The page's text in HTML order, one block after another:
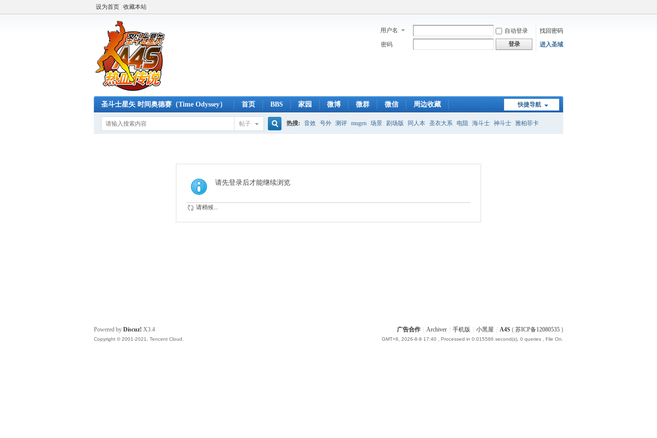
设为首页 收藏本站
用户名 自动登录
找回密码
密码
登录 进入圣域
快捷导航
圣斗士星矢 时间奥德赛（Time Odyssey） 首页 BBS 家园 微博 微群 微信 周边收藏
帖子
索
热搜: 音效 号外 测评 mugen 场景 剧场版 同人本 圣衣大系 电阻 海斗士 神斗士 雅柏菲卡
请先登录后才能继续浏览
请稍候...
广告合作 Archiver 手机版 小黑屋 A4S ( 苏ICP备12080535 )
GMT+8, 2026-8-9 17:40 , Processed in 0.015586 second(s), 0 queries , File On.
Powered by Discuz! X3.4
Copyright © 2001-2021, Tencent Cloud.